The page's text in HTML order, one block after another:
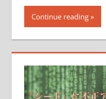
Continue reading